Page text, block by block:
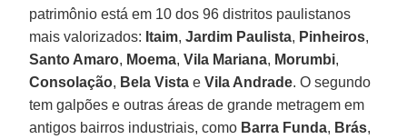
patrimônio está em 10 dos 96 distritos paulistanos
mais valorizados: Itaim,Jardim Paulista, Pinheiros,
Santo Amaro, Moema,Vila Mariana, Morumbi,
Consolação, Bela Vista eVila Andrade. O segundo
tem galpões e outras áreas de grande metragem em
antigos bairros industriais, como Barra Funda, Brás,